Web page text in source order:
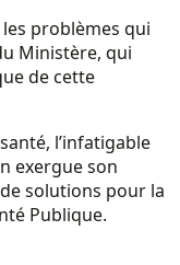
problèmes qui
Ministère, qui
de cette
l’infatigable
exergue son
solutions pour la
Publique.